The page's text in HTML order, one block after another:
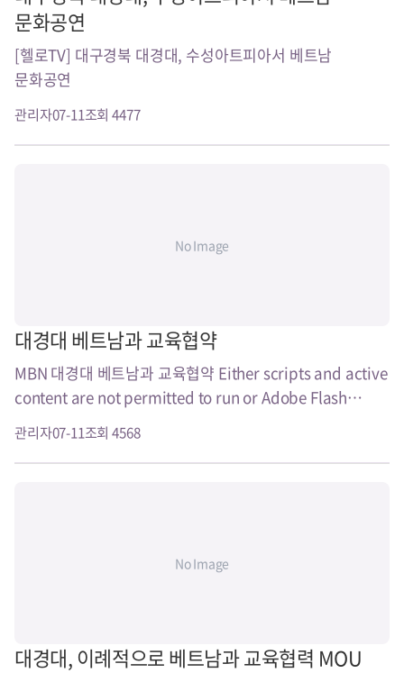
문화공연
[헬로TV] 대구경북 대경대, 수성아트피아서 베트남
문화공연
관리자07-11조회 4477
No Image
대경대 베트남과 교육협약
MBN 대경대 베트남과 교육협약 Either scripts and active
content are not permitted to run or Adobe Flash
Player version${version_maj..
관리자07-11조회 4568
No Image
대경대, 이례적으로 베트남과 교육협력 MOU